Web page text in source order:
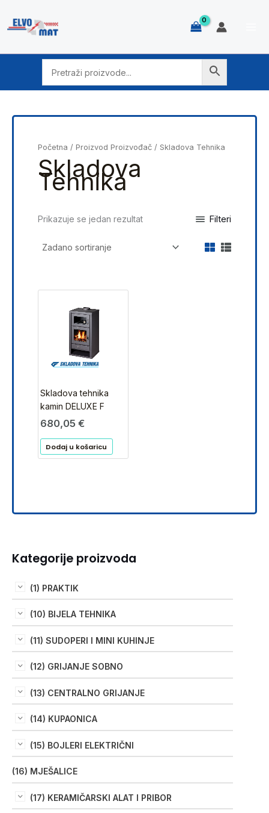
content
Kategorije proizvoda
(1) PRAKTIK
(10) BIJELA TEHNIKA
(11) SUDOPERI I MINI KUHINJE
(12) GRIJANJE SOBNO
(13) CENTRALNO GRIJANJE
(14) KUPAONICA
(15) BOJLERI ELEKTRIČNI
(16) MJEŠALICE
(17) KERAMIČARSKI ALAT I PRIBOR
Početna / Proizvod Proizvođač / Skladova Tehnika
Skladova
Tehnika
Prikazuje se jedan rezultat Filteri
Skladova tehnika
kamin DELUXE F
680,05 €
Dodaj u košaricu